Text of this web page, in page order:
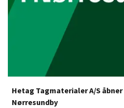
Hetag Tagmaterialer A/S
Nørresundby